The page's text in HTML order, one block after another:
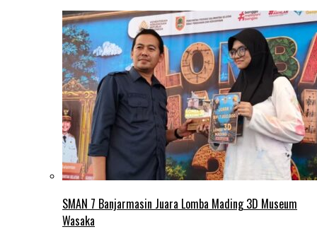
SMAN 7 Banjarmasin Juara Lomba Mading 3D Museum
Wasaka